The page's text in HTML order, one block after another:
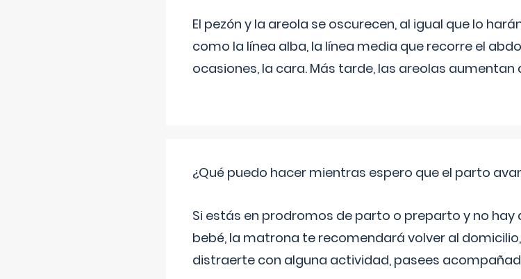
El pezón y la areola se oscurecen, al igual que lo
como la línea alba, la línea media que recorre el
ocasiones, la cara. Más tarde, las areolas
¿Qué puedo hacer mientras espero que el parto
Si estás en prodromos de parto o preparto y no hay
bebé, la matrona te recomendará volver al
distraerte con alguna actividad, pasees